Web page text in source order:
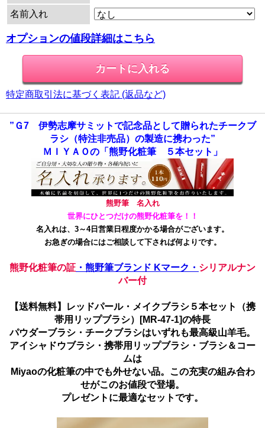
名前入れ
オプションの値段詳細はこちら
特定商取引法に基づく表記 (返品など)
”Ｇ7 伊勢志摩サミットで記念品として贈られたチークブ
ラシ（特注非売品）の製造に携わった”
ＭＩＹＡＯの「熊野化粧筆 ５本セット」
熊野筆 名入れ
世界にひとつだけの熊野化粧筆を！！
名入れは、3～4日営業日程度かかる場合がございます。
お急ぎの場合にはご相談して下されば何よりです。
熊野化粧筆の証 ・熊野筆ブランド Kマーク・ シリアルナン
バー付
【送料無料】レッドパール・メイクブラシ５本セット（携
帯用リップブラシ）[MR-47-1]の特長
パウダーブラシ・チークブラシはいずれも最高級山羊毛。
アイシャドウブラシ・携帯用リップブラシ・ブラシ＆コー
ムは
Miyaoの化粧筆の中でも外せない品。この充実の組み合わ
せがこのお値段で登場。
プレゼントに最適なセットです。